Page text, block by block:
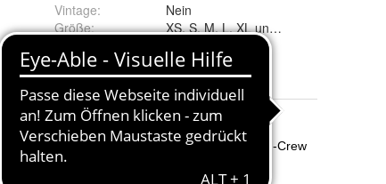
Vintage:
Nein
Größe:
XS, S, M, L, XL und 2XL
Schwarz und Weiß